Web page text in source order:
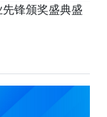
锋颁奖盛典盛